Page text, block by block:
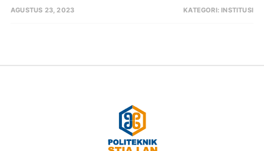
AGUSTUS 23, 2023 KATEGORI:INSTITUSI